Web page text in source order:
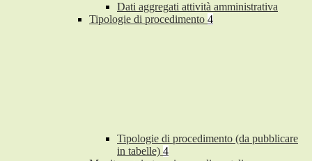
Dati aggregati attività amministrativa
Tipologie di procedimento 4
Tipologie di procedimento (da pubblicare
in tabelle) 4